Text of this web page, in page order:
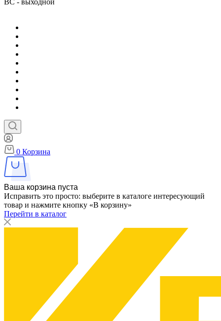
ВС - выходной
0 Корзина
Ваша корзина пуста
Исправить это просто: выберите в каталоге интересующий
товар и нажмите кнопку «В корзину»
Перейти в каталог